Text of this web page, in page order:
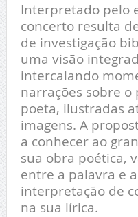
Interpretado pelo
concerto resulta
de investigação
uma visão
intercalando
narrações sobre
poeta, ilustradas
imagens. A
a conhecer ao
sua obra poética,
entre a palavra e
interpretação de
na sua lírica.